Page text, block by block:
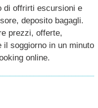
di offrirti escursioni e
deposito bagagli.
prezzi, offerte,
il soggiorno in un minuto
online.